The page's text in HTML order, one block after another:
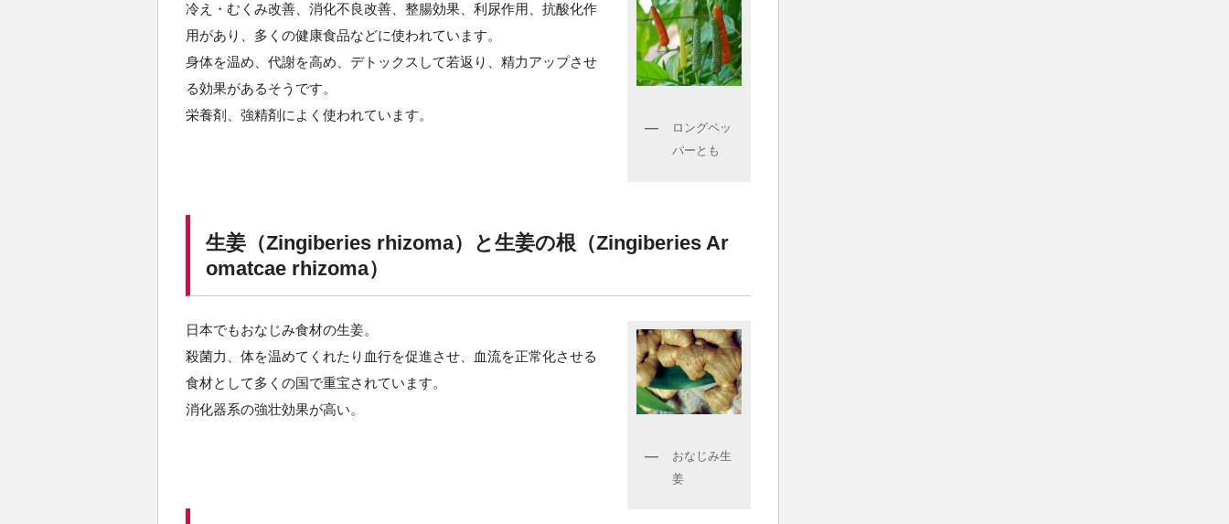
ロングペッ
パーとも
冷え・むくみ改善、消化不良改善、整腸効果、利尿作用、抗酸化作
用があり、多くの健康食品などに使われています。
身体を温め、代謝を高め、デトックスして若返り、精力アップさせ
る効果があるそうです。
栄養剤、強精剤によく使われています。
生姜（Zingiberies rhizoma）と生姜の根（Zingiberies Ar
omatcae rhizoma）
おなじみ生
姜
日本でもおなじみ食材の生姜。
殺菌力、体を温めてくれたり血行を促進させ、血流を正常化させる
食材として多くの国で重宝されています。
消化器系の強壮効果が高い。